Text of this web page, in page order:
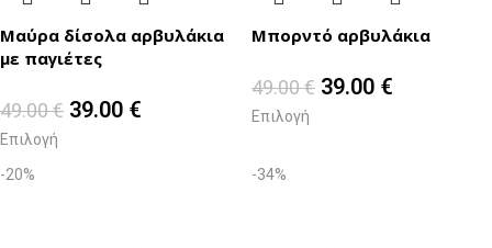
Μαύρα δίσολα αρβυλάκια
με παγιέτες
49.00€ 39.00 €
Επιλογή
Μπορντό αρβυλάκια
49.00€ 39.00 €
Επιλογή
-20% -34%